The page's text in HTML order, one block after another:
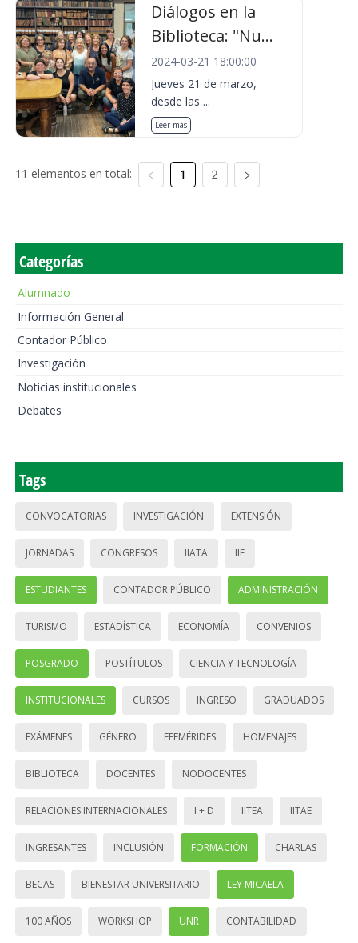
Diálogos en la
Biblioteca: "Nu...
2024-03-21 18:00:00
Jueves 21 de marzo,
desde las ...
Leer más
11 elementos en total: 1 2
Categorías
Alumnado
Información General
Contador Público
Investigación
Noticias institucionales
Debates
Tags
CONVOCATORIAS INVESTIGACIÓN EXTENSIÓN
JORNADAS CONGRESOS IIATA IIE
ESTUDIANTES CONTADOR PÚBLICO ADMINISTRACIÓN
TURISMO ESTADÍSTICA ECONOMÍA CONVENIOS
POSGRADO POSTÍTULOS CIENCIA Y TECNOLOGÍA
INSTITUCIONALES CURSOS INGRESO GRADUADOS
EXÁMENES GÉNERO EFEMÉRIDES HOMENAJES
BIBLIOTECA DOCENTES NODOCENTES
RELACIONES INTERNACIONALES I + D IITEA IITAE
INGRESANTES INCLUSIÓN FORMACIÓN CHARLAS
BECAS BIENESTAR UNIVERSITARIO LEY MICAELA
100 AÑOS WORKSHOP UNR CONTABILIDAD